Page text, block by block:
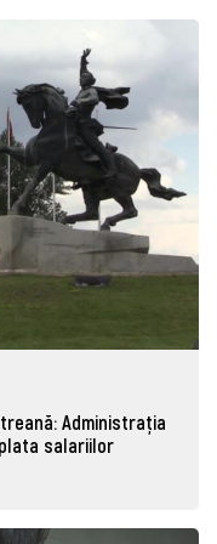
Administrația
salariilor